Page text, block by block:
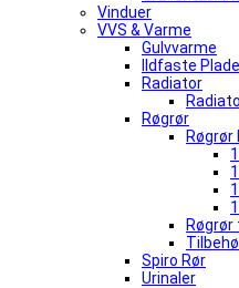
Vinduer
VVS & Varme
Gulvvarme
Ildfaste
Radiator
Røgrør
Røgrør
Spiro Rør
Urinaler